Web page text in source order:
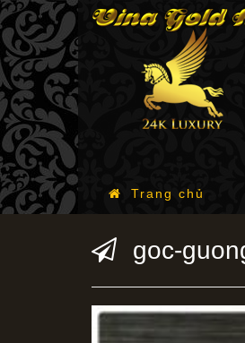
Trang chủ
goc-